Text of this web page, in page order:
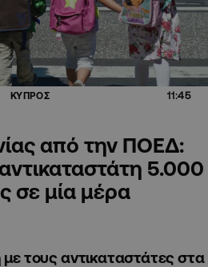
ΚΥΠΡΟΣ 11:45
από την ΠΟΕΔ:
5.000
σε μία μέρα
με τους αντικαταστάτες στα